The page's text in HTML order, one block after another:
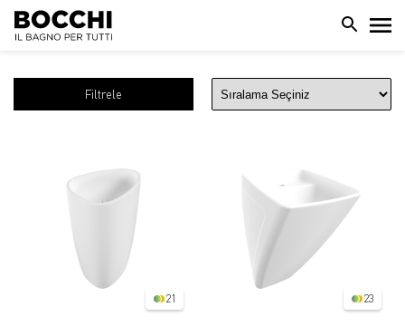
Filtrele
21 23